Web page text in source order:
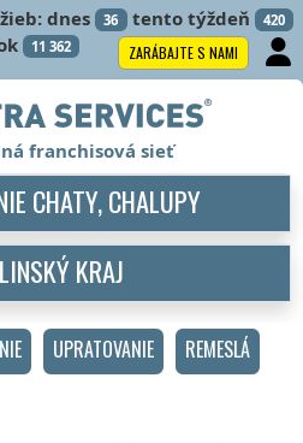
dnes 36 tento týždeň 420
11 362 ZARÁBAJTE S NAMI
UPRATOVANIE
REMESLÁ
franchisová sieť
CHATY, CHALUPY
KRAJ